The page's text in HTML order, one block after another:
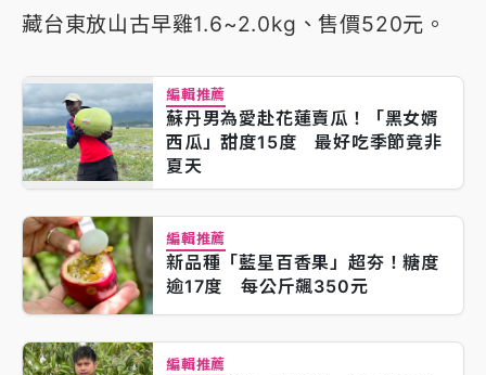
藏台東放山古早雞1.6~2.0kg、售價520元。
編輯推薦
蘇丹男為愛赴花蓮賣瓜！「黑女婿
西瓜」甜度15度 最好吃季節竟非
夏天
編輯推薦
新品種「藍星百香果」超夯！糖度
逾17度 每公斤飆350元
編輯推薦